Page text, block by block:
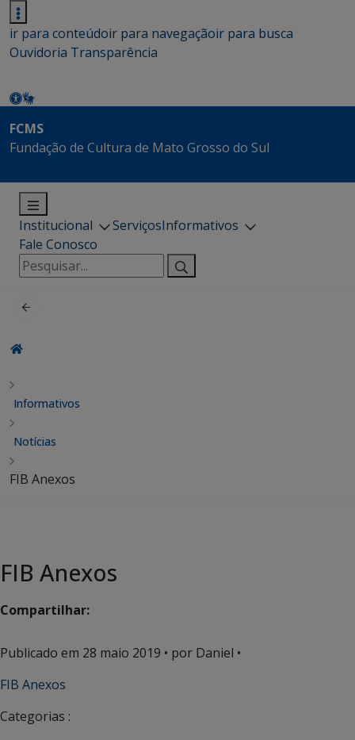
ir para conteúdoir para navegaçãoir para busca
Ouvidoria Transparência
FCMS
Fundação de Cultura de Mato Grosso do Sul
Institucional ServiçosInformativos
Fale Conosco
Pesquisar
por:
Informativos
Notícias
FIB Anexos
FIB Anexos
Compartilhar:
Publicado em 28 maio 2019 • por Daniel •
FIB Anexos
Categorias :